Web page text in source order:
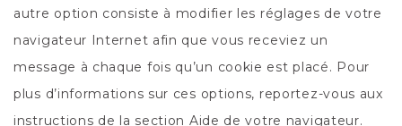
autre option consiste à modifier les réglages de votre
navigateur Internet afin que vous receviez un
message à chaque fois qu’un cookie est placé. Pour
plus d’informations sur ces options, reportez-vous aux
instructions de la section Aide de votre navigateur.